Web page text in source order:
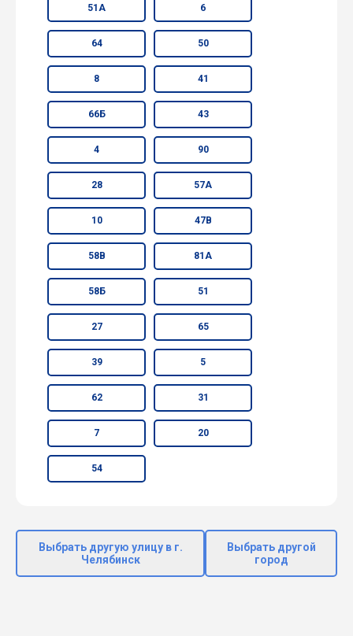
51А 6
64 50
8 41
66Б 43
4 90
28 57А
10 47В
58В 81А
58Б 51
27 65
39 5
62 31
7 20
54
Выбрать другую улицу в г.
Челябинск
Выбрать другой
город